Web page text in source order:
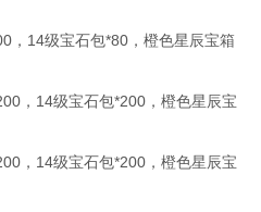
，14级宝石包*80，橙色星辰宝箱
，14级宝石包*200，橙色星辰宝
，14级宝石包*200，橙色星辰宝